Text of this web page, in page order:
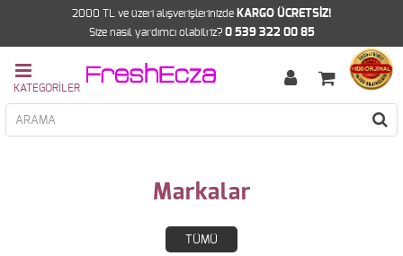
2000 TL ve üzeri alışverişlerinizde KARGO ÜCRETSİZ!
Size nasıl yardımcı olabilriz? 0 539 322 00 85
Markalar
TÜMÜ